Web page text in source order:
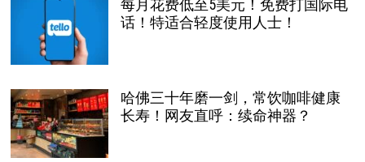
每月花费低至5美元！免费打国际电
话！特适合轻度使用人士！
哈佛三十年磨一剑，常饮咖啡健康
长寿！网友直呼：续命神器？